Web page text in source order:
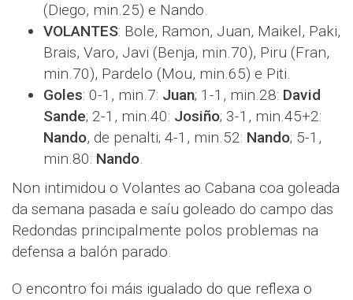
(Diego, min.25) e Nando.
VOLANTES: Bole, Ramon, Juan, Maikel, Paki,
Brais, Varo, Javi (Benja, min.70), Piru (Fran,
min.70), Pardelo (Mou, min.65) e Piti.
Goles: 0-1, min.7: Juan; 1-1, min.28: David
Sande; 2-1, min.40: Josiño; 3-1, min.45+2:
Nando, de penalti; 4-1, min.52: Nando; 5-1,
min.80: Nando.
Non intimidou o Volantes ao Cabana coa goleada
da semana pasada e saíu goleado do campo das
Redondas principalmente polos problemas na
defensa a balón parado.
O encontro foi máis igualado do que reflexa o